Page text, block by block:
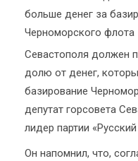
Севастополя должен
долю от денег,
базирование
депутат горсовета
лидер партии
Он напомнил, что,